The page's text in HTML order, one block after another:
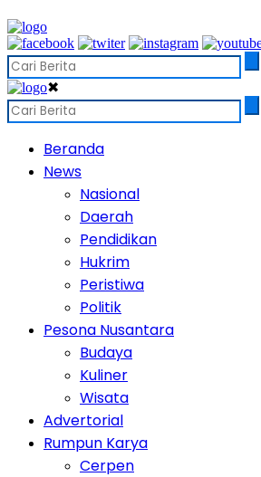
✖
Beranda
News
Nasional
Daerah
Pendidikan
Hukrim
Peristiwa
Politik
Pesona Nusantara
Budaya
Kuliner
Wisata
Advertorial
Rumpun Karya
Cerpen